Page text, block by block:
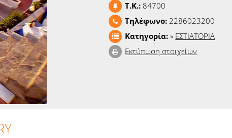
T.K.: 84700
Τηλέφωνο:2286023200
Κατηγορία:» ΕΣΤΙΑΤΟΡΙΑ
Εκτύπωση στοιχείων